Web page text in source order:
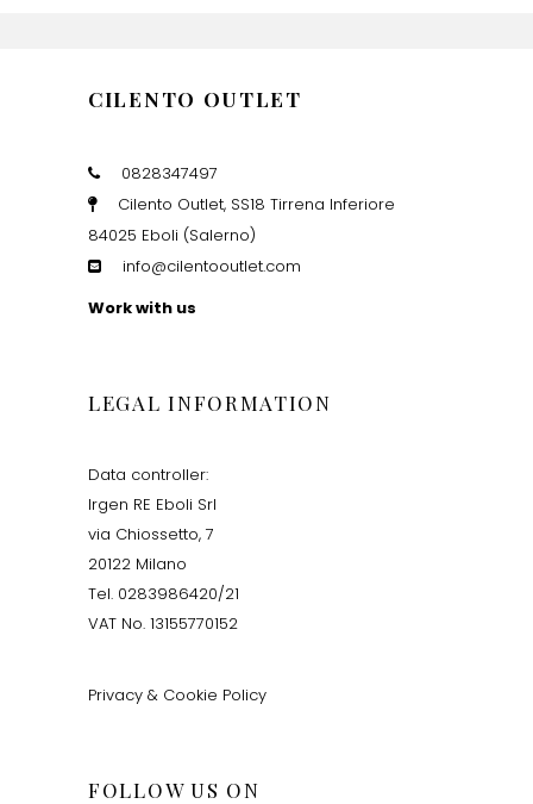
CILENTO OUTLET
0828347497
Cilento Outlet, SS18 Tirrena Inferiore
84025 Eboli (Salerno)
info@cilentooutlet.com
Work with us
LEGAL INFORMATION
Data controller:
Irgen RE Eboli Srl
via Chiossetto, 7
20122 Milano
Tel. 0283986420/21
VAT No. 13155770152
Privacy & Cookie Policy
FOLLOW US ON